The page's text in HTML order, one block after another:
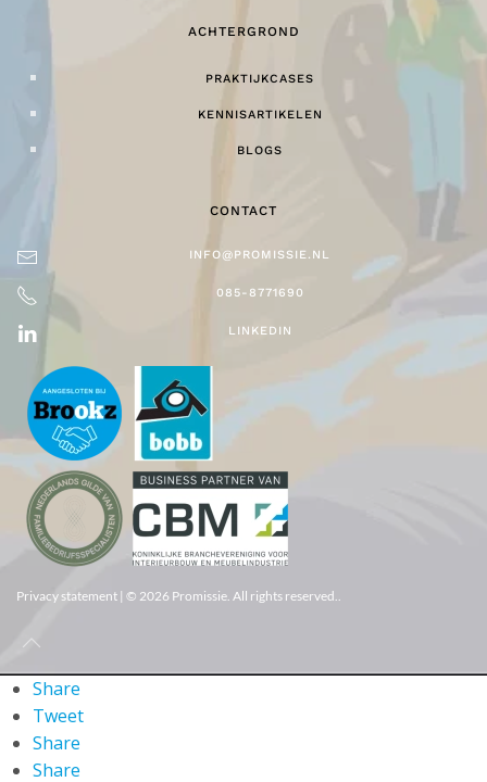
ACHTERGROND
PRAKTIJKCASES
KENNISARTIKELEN
BLOGS
CONTACT
INFO@PROMISSIE.NL
085-8771690
LINKEDIN
Privacy statement | © 2026 Promissie. All rights reserved..
Share
Tweet
Share
Share